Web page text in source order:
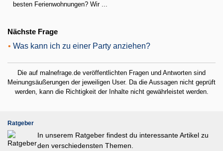
besten Ferienwohnungen? Wir ...
Nächste Frage
• Was kann ich zu einer Party anziehen?
Die auf malnefrage.de veröffentlichten Fragen und Antworten sind
Meinungsäußerungen der jeweiligen User. Da die Aussagen nicht geprüft
werden, kann die Richtigkeit der Inhalte nicht gewährleistet werden.
Ratgeber
In unserem Ratgeber findest du interessante Artikel zu
den verschiedensten Themen.